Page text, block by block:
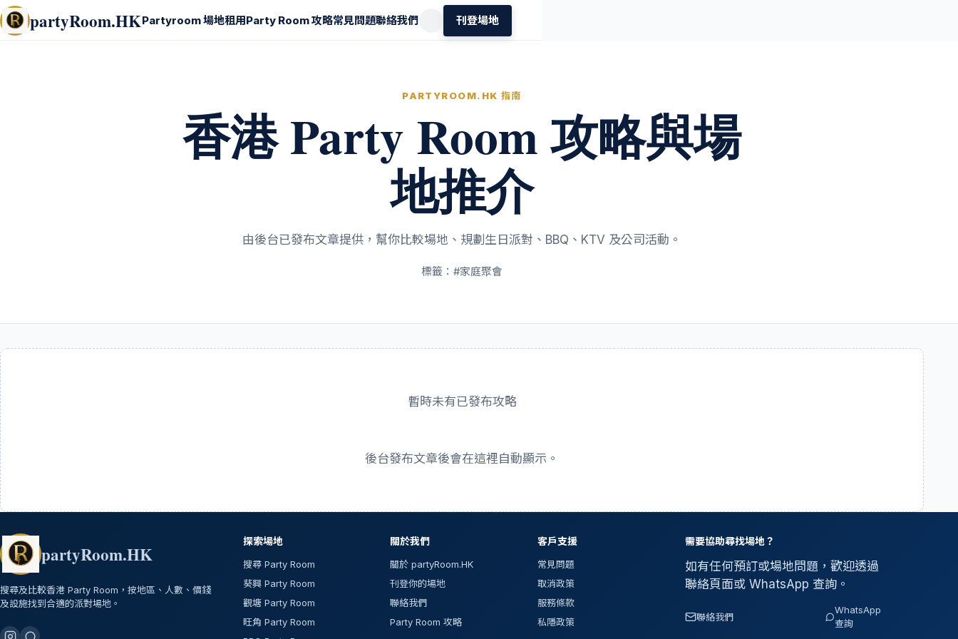
partyRoom.HKPartyroom 場地租用Party Room 攻略常見問題聯絡我們 刊登場地
PARTYROOM.HK 指南
香港 Party Room 攻略與場
地推介
由後台已發布文章提供，幫你比較場地、規劃生日派對、BBQ、KTV 及公司活動。
標籤：#家庭聚會
暫時未有已發布攻略
後台發布文章後會在這裡自動顯示。
partyRoom.HK
搜尋及比較香港 Party Room，按地區、人數、價錢
及設施找到合適的派對場地。
探索場地
搜尋 Party Room
葵興 Party Room
觀塘 Party Room
旺角 Party Room
關於我們
關於 partyRoom.HK
刊登你的場地
聯絡我們
Party Room 攻略
客戶支援
常見問題
取消政策
服務條款
私隱政策
需要協助尋找場地？
如有任何預訂或場地問題，歡迎透過
聯絡頁面或 WhatsApp 查詢。
聯絡我們
WhatsApp
查詢